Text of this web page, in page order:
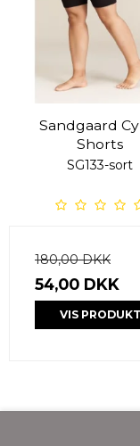
Sandgaard
Shorts
SG133-sort
180,00 DKK
54,00 DKK
VIS PRODUKT